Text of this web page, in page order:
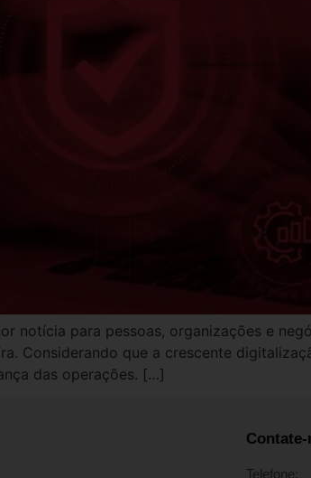
notícia para pessoas, organizações e
Considerando que a crescente
das operações. […]
Telefone: